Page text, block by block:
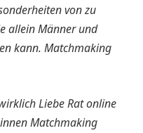
von zu
allein Männer und
kann. Matchmaking
Liebe Rat online
Matchmaking